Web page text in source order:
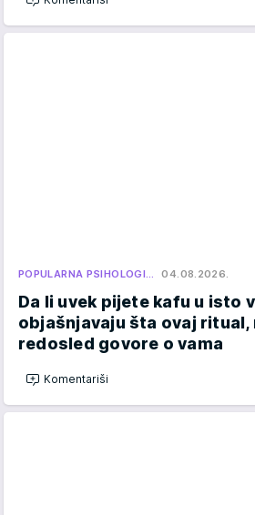
POPULARNA PSIHOLOGI… 04.08.2026.
Da li uvek pijete kafu u isto
objašnjavaju šta ovaj ritual,
redosled govore o vama
Komentariši